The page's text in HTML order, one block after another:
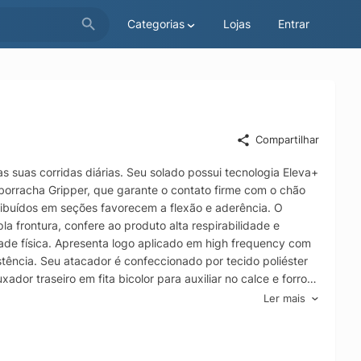
Categorias Lojas Entrar
Compartilhar
suas corridas diárias. Seu solado possui tecnologia Eleva+
Gripper, que garante o contato firme com o chão
em seções favorecem a flexão e aderência. O
frontura, confere ao produto alta respirabilidade e
física. Apresenta logo aplicado em high frequency com
Seu atacador é confeccionado por tecido poliéster
traseiro em fita bicolor para auxiliar no calce e forro
em EVA moldada composta por tecido poliéster,Ler mais